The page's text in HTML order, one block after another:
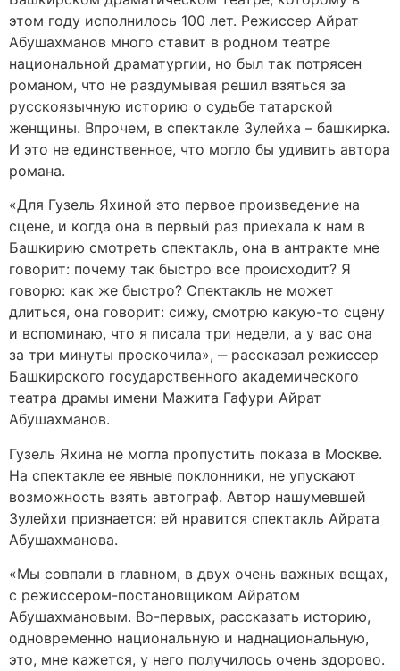
этом году исполнилось 100 лет. Режиссер Айрат
Абушахманов много ставит в родном театре
национальной драматургии, но был так потрясен
романом, что не раздумывая решил взяться за
русскоязычную историю о судьбе татарской
женщины. Впрочем, в спектакле Зулейха – башкирка.
И это не единственное, что могло бы удивить автора
романа.
«Для Гузель Яхиной это первое произведение на
сцене, и когда она в первый раз приехала к нам в
Башкирию смотреть спектакль, она в антракте мне
говорит: почему так быстро все происходит? Я
говорю: как же быстро? Спектакль не может
длиться, она говорит: сижу, смотрю какую-то сцену
и вспоминаю, что я писала три недели, а у вас она
за три минуты проскочила», ‒ рассказал режиссер
Башкирского государственного академического
театра драмы имени Мажита Гафури Айрат
Абушахманов.
Гузель Яхина не могла пропустить показа в Москве.
На спектакле ее явные поклонники, не упускают
возможность взять автограф. Автор нашумевшей
Зулейхи признается: ей нравится спектакль Айрата
Абушахманова.
«Мы совпали в главном, в двух очень важных вещах,
с режиссером-постановщиком Айратом
Абушахмановым. Во-первых, рассказать историю,
одновременно национальную и наднациональную,
это, мне кажется, у него получилось очень здорово.